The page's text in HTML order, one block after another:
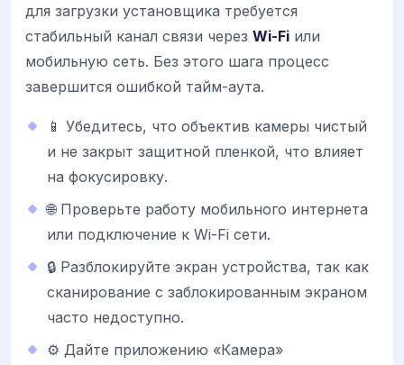
для загрузки установщика требуется
стабильный канал связи через Wi-Fi или
мобильную сеть. Без этого шага процесс
завершится ошибкой тайм-аута.
📱 Убедитесь, что объектив камеры чистый
и не закрыт защитной пленкой, что влияет
на фокусировку.
🌐 Проверьте работу мобильного интернета
или подключение к Wi-Fi сети.
🔒 Разблокируйте экран устройства, так как
сканирование с заблокированным экраном
часто недоступно.
⚙️ Дайте приложению «Камера»